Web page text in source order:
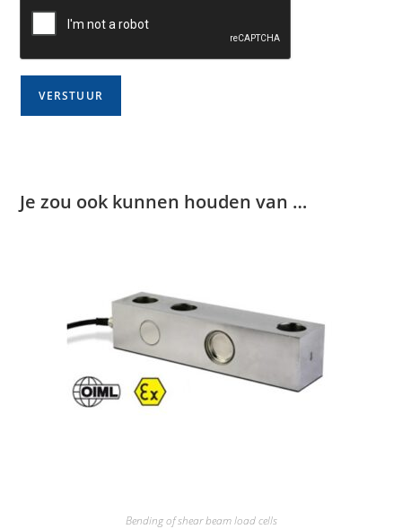
Je zou ook kunnen houden van …
Bending of shear beam load cells